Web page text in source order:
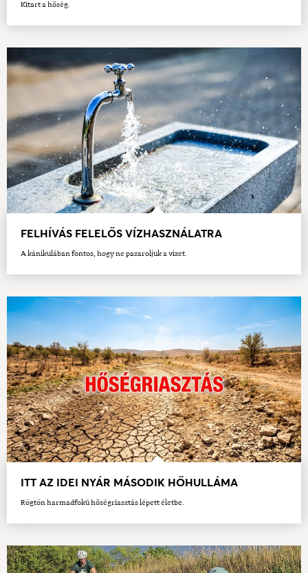
Kitart a hőség.
FELHÍVÁS FELELŐS VÍZHASZNÁLATRA
A kánikulában fontos, hogy ne pazaroljuk a vizet.
ITT AZ IDEI NYÁR MÁSODIK HŐHULLÁMA
Rögtön harmadfokú hőségriasztás lépett életbe.